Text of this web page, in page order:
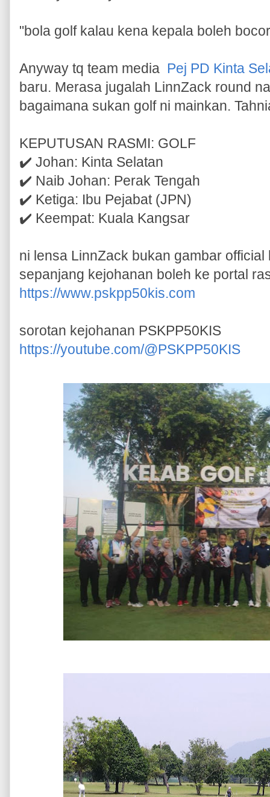
"bola golf kalau kena kepala boleh
Anyway tq team media Pej PD Kinta
baru. Merasa jugalah LinnZack round
bagaimana sukan golf ni mainkan.
KEPUTUSAN RASMI: GOLF
✔️ Johan: Kinta Selatan
✔️ Naib Johan: Perak Tengah
✔️ Ketiga: Ibu Pejabat (JPN)
✔️ Keempat: Kuala Kangsar
ni lensa LinnZack bukan gambar
sepanjang kejohanan boleh ke portal
https://www.pskpp50kis.com
sorotan kejohanan PSKPP50KIS
https://youtube.com/@PSKPP50KIS